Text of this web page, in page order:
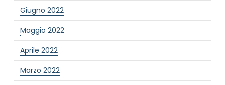
Giugno 2022
Maggio 2022
Aprile 2022
Marzo 2022